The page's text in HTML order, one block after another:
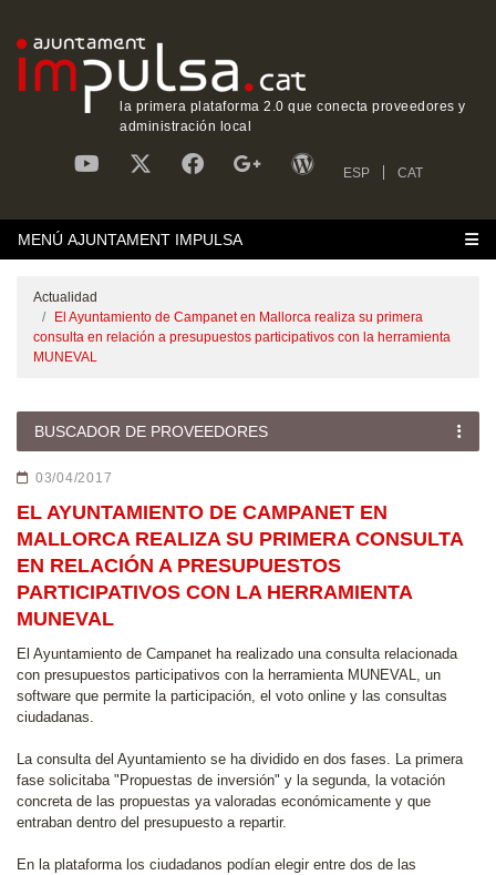
la primera plataforma 2.0 que conecta proveedores y
administración local
ESP CAT
MENÚ AJUNTAMENT IMPULSA
Actualidad
El Ayuntamiento de Campanet en Mallorca realiza su primera
consulta en relación a presupuestos participativos con la herramienta
MUNEVAL
BUSCADOR DE PROVEEDORES
03/04/2017
EL AYUNTAMIENTO DE CAMPANET EN
MALLORCA REALIZA SU PRIMERA CONSULTA
EN RELACIÓN A PRESUPUESTOS
PARTICIPATIVOS CON LA HERRAMIENTA
MUNEVAL
El Ayuntamiento de Campanet ha realizado una consulta relacionada
con presupuestos participativos con la herramienta MUNEVAL, un
software que permite la participación, el voto online y las consultas
ciudadanas.
La consulta del Ayuntamiento se ha dividido en dos fases. La primera
fase solicitaba "Propuestas de inversión" y la segunda, la votación
concreta de las propuestas ya valoradas económicamente y que
entraban dentro del presupuesto a repartir.
En la plataforma los ciudadanos podían elegir entre dos de las